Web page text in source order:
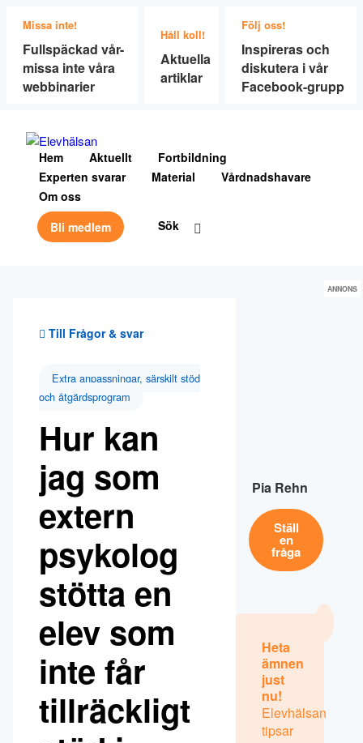
Missa inte!
Fullspäckad vår-
missa inte våra
webbinarier
Håll koll!
Aktuella
artiklar
Följ oss!
Inspireras och
diskutera i vår
Facebook-grupp
Hem Aktuellt
Fortbildning
Experten svarar
Material
Vårdnadshavare
Om oss
Bli medlem
Sök
Till Frågor & svar
Extra anpassningar, särskilt stöd
och åtgärdsprogram
Hur kan
jag som
extern
psykolog
stötta en
elev som
inte får
tillräckligt
Pia Rehn
Ställ
en
fråga
Heta
ämnen
just
nu!
Elevhälsan
tipsar
ANNONS